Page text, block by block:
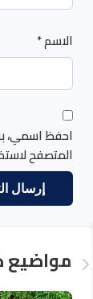
الاسم*
احفظ اسمي،
المتصفح
مواضيع